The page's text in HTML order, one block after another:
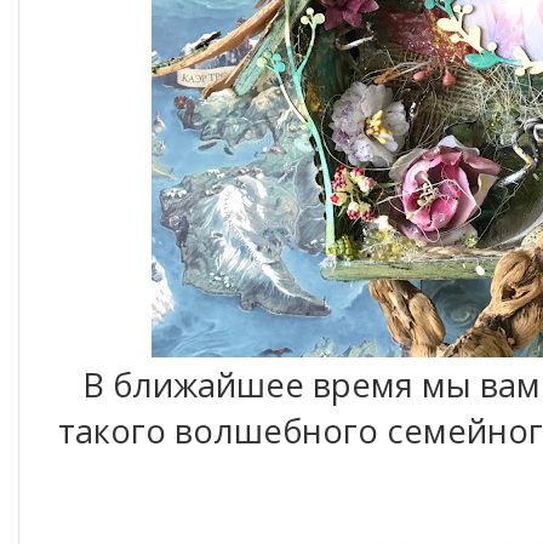
В ближайшее время мы
такого волшебного